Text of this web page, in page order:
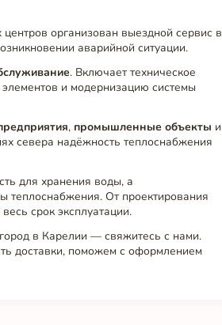
центров организован выездной сервис в
аварийной ситуации.
. Включает техническое
и модернизацию системы
, промышленные объекты и
севера надёжность теплоснабжения
для хранения воды, а
теплоснабжения. От проектирования
срок эксплуатации.
в Карелии — свяжитесь с нами.
доставки, поможем с оформлением